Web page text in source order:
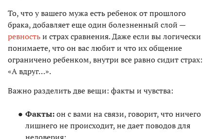
То, что у вашего мужа есть ребенок от прошлого
брака, добавляет еще один болезненный слой —
ревностьи страх сравнения. Даже если вы логически
понимаете, что он вас любит и что их общение
ограничено ребенком, внутри все равно сидит страх:
«А вдруг…».
Важно разделить две вещи: факты и чувства:
Факты:он с вами на связи, говорит, что ничего
лишнего не происходит, не дает поводов для